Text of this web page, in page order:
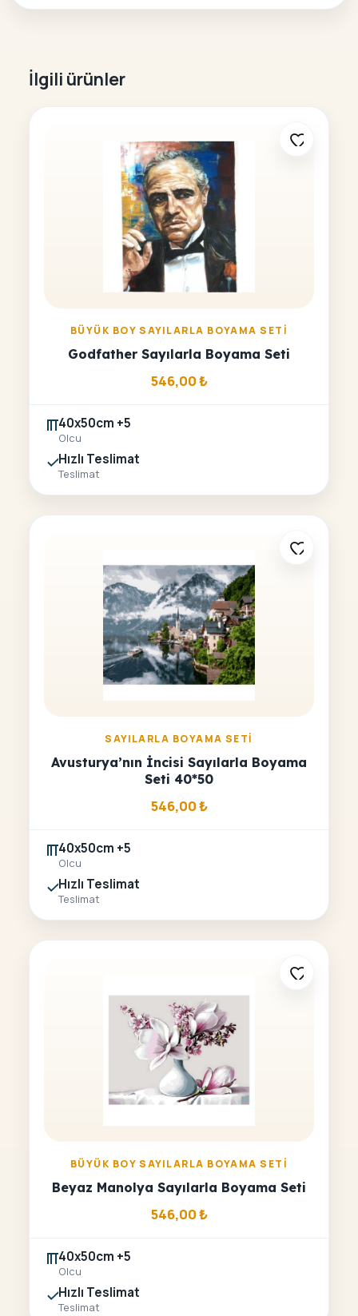
İlgili ürünler
BÜYÜK BOY SAYILARLA BOYAMA SETI
Godfather Sayılarla Boyama Seti
546,00₺
40x50cm +5
Olcu
Hızlı Teslimat
Teslimat
SAYILARLA BOYAMA SETI
Avusturya’nın İncisi Sayılarla Boyama
Seti 40*50
546,00₺
40x50cm +5
Olcu
Hızlı Teslimat
Teslimat
BÜYÜK BOY SAYILARLA BOYAMA SETI
Beyaz Manolya Sayılarla Boyama Seti
546,00₺
40x50cm +5
Olcu
Hızlı Teslimat
Teslimat